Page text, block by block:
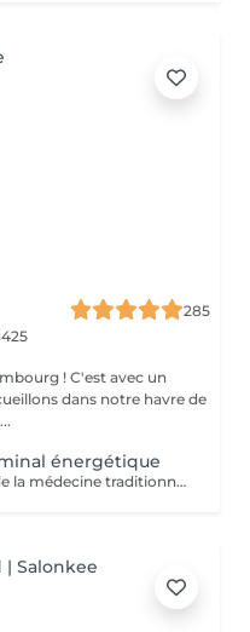
285
avec un
dans notre havre de
énergétique
Massage abdominal profond issu de la médecine traditionnelle chinoise aidant à libérer les tensions du ventre et à retrouver légèreté et équilibre.